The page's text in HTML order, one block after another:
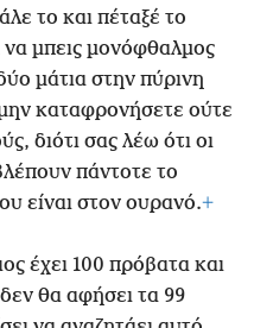
το και πέταξέ το
μπεις μονόφθαλμος
μάτια στην πύρινη
καταφρονήσετε ούτε
διότι σας λέω ότι οι
πάντοτε το
είναι στον ουρανό.+
έχει 100 πρόβατα και
δεν θα αφήσει τα 99